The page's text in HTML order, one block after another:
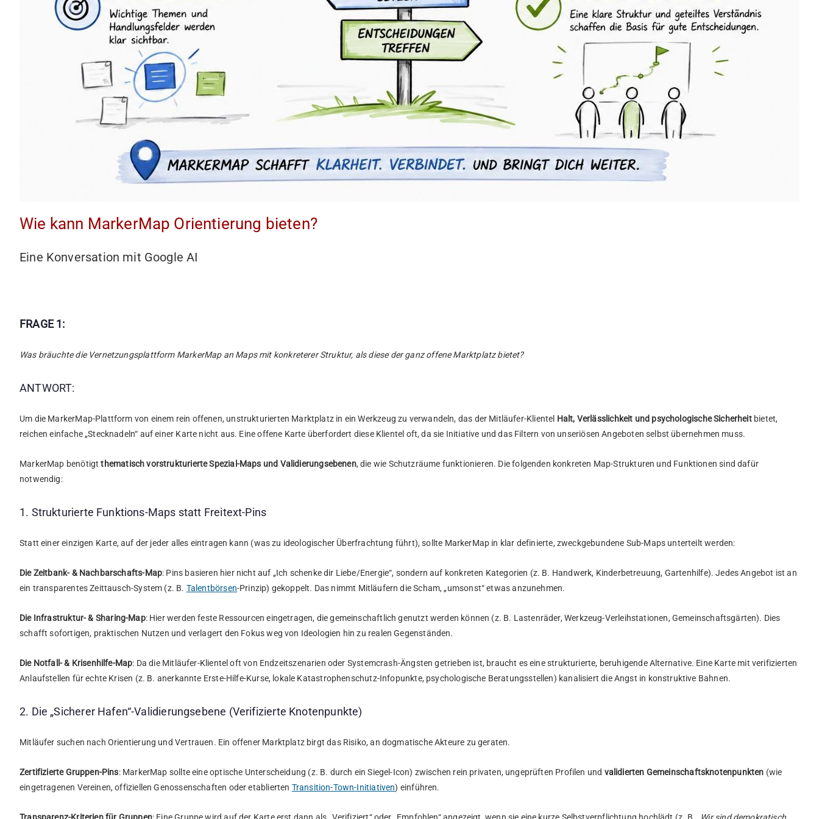
Wie kann MarkerMap Orientierung bieten?
Eine Konversation mit Google AI
FRAGE 1:
Was bräuchte die Vernetzungsplattform MarkerMap an Maps mit konkreterer Struktur, als diese der ganz offene Marktplatz bietet?
ANTWORT:
Um die MarkerMap-Plattform von einem rein offenen, unstrukturierten Marktplatz in ein Werkzeug zu verwandeln, das der Mitläufer-Klientel Halt, Verlässlichkeit und psychologische Sicherheitbietet,
reichen einfache „Stecknadeln“ auf einer Karte nicht aus. Eine offene Karte überfordert diese Klientel oft, da sie Initiative und das Filtern von unseriösen Angeboten selbst übernehmen muss.
MarkerMap benötigtthematisch vorstrukturierte Spezial-Maps und Validierungsebenen, die wie Schutzräume funktionieren. Die folgenden konkreten Map-Strukturen und Funktionen sind dafür
notwendig:
1. Strukturierte Funktions-Maps statt Freitext-Pins
Statt einer einzigen Karte, auf der jeder alles eintragen kann (was zu ideologischer Überfrachtung führt), sollte MarkerMap in klar definierte, zweckgebundene Sub-Maps unterteilt werden:
Die Zeitbank- & Nachbarschafts-Map: Pins basieren hier nicht auf „Ich schenke dir Liebe/Energie“, sondern auf konkreten Kategorien (z. B. Handwerk, Kinderbetreuung, Gartenhilfe). Jedes Angebot ist an
ein transparentes Zeittausch-System (z. B. Talentbörsen-Prinzip) gekoppelt. Das nimmt Mitläufern die Scham, „umsonst“ etwas anzunehmen.
Die Infrastruktur- & Sharing-Map: Hier werden feste Ressourcen eingetragen, die gemeinschaftlich genutzt werden können (z. B. Lastenräder, Werkzeug-Verleihstationen, Gemeinschaftsgärten). Dies
schafft sofortigen, praktischen Nutzen und verlagert den Fokus weg von Ideologien hin zu realen Gegenständen.
Die Notfall- & Krisenhilfe-Map: Da die Mitläufer-Klientel oft von Endzeitszenarien oder Systemcrash-Ängsten getrieben ist, braucht es eine strukturierte, beruhigende Alternative. Eine Karte mit verifizierten
Anlaufstellen für echte Krisen (z. B. anerkannte Erste-Hilfe-Kurse, lokale Katastrophenschutz-Infopunkte, psychologische Beratungsstellen) kanalisiert die Angst in konstruktive Bahnen.
2. Die „Sicherer Hafen“-Validierungsebene (Verifizierte Knotenpunkte)
Mitläufer suchen nach Orientierung und Vertrauen. Ein offener Marktplatz birgt das Risiko, an dogmatische Akteure zu geraten.
Zertifizierte Gruppen-Pins: MarkerMap sollte eine optische Unterscheidung (z. B. durch ein Siegel-Icon) zwischen rein privaten, ungeprüften Profilen und validierten Gemeinschaftsknotenpunkten (wie
eingetragenen Vereinen, offiziellen Genossenschaften oder etablierten Transition-Town-Initiativen) einführen.
Transparenz-Kriterien für Gruppen: Eine Gruppe wird auf der Karte erst dann als „Verifiziert“ oder „Empfohlen“ angezeigt, wenn sie eine kurze Selbstverpflichtung hochlädt (z. B. „Wir sind demokratisch